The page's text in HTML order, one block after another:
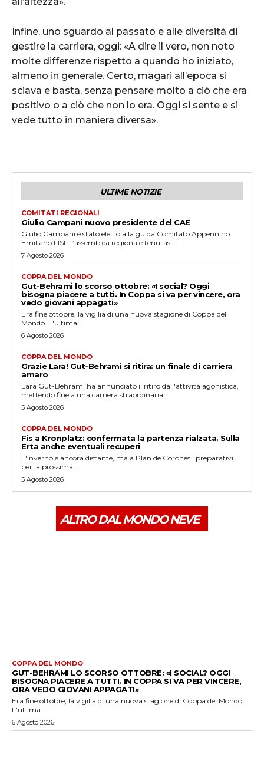
Infine, uno sguardo al passato e alle diversità di
gestire la carriera, oggi: «A dire il vero, non noto
molte differenze rispetto a quando ho iniziato,
almeno in generale. Certo, magari all’epoca si
sciava e basta, senza pensare molto a ciò che era
positivo o a ciò che non lo era. Oggi si sente e si
vede tutto in maniera diversa».
ULTIME NOTIZIE
COMITATI REGIONALI
Giulio Campani nuovo presidente del CAE
Giulio Campani è stato eletto alla guida Comitato Appennino
Emiliano FISI. L’assemblea regionale tenutasi...
7 Agosto 2026
COPPA DEL MONDO
Gut-Behrami lo scorso ottobre: «I social? Oggi
bisogna piacere a tutti. In Coppa si va per vincere, ora
vedo giovani appagati»
Era fine ottobre, la vigilia di una nuova stagione di Coppa del
Mondo. L'ultima...
6 Agosto 2026
COPPA DEL MONDO
Grazie Lara! Gut-Behrami si ritira: un finale di carriera
amaro
Lara Gut-Behrami ha annunciato il ritiro dall'attività agonistica,
mettendo fine a una carriera straordinaria...
5 Agosto 2026
COPPA DEL MONDO
Fis a Kronplatz: confermata la partenza rialzata. Sulla
Erta anche eventuali recuperi
L'inverno è ancora distante, ma a Plan de Corones i preparativi
per la prossima...
5 Agosto 2026
ALTRO DAL MONDO NEVE
COPPA DEL MONDO
GUT-BEHRAMI LO SCORSO OTTOBRE: «I SOCIAL? OGGI
BISOGNA PIACERE A TUTTI. IN COPPA SI VA PER VINCERE,
ORA VEDO GIOVANI APPAGATI»
Era fine ottobre, la vigilia di una nuova stagione di Coppa del Mondo.
L'ultima...
6 Agosto 2026